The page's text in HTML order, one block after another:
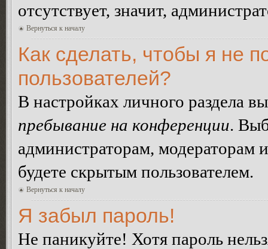
отсутствует, значит,
Вернуться к началу
Как сделать, чтобы я не
пользователей?
В настройках личного раздела
пребывание на конференции.
администраторам, модераторам
будете скрытым пользователем.
Вернуться к началу
Я забыл пароль!
Не паникуйте! Хотя пароль